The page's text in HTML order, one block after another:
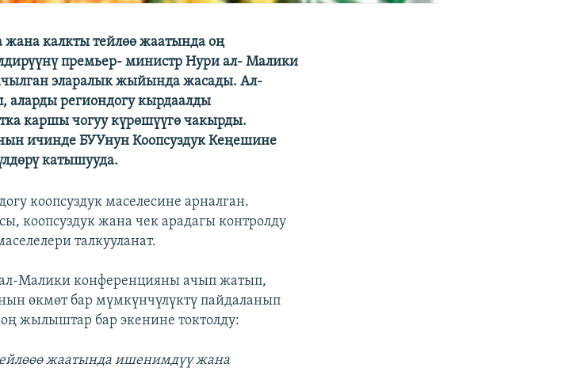
жана калкты тейлөө жаатында оң
премьер- министр Нури ал- Малики
эларалык жыйында жасады. Ал-
региондогу кырдаалды
каршы чогуу күрөшүүгө чакырды.
ичинде БУУнун Коопсуздук Кеңешине
катышууда.
коопсуздук маселесине арналган.
коопсуздук жана чек арадагы контролду
талкууланат.
Малики конференцияны ачып жатып,
өкмөт бар мүмкүнчүлүктү пайдаланып
жылыштар бар экенине токтолду:
жаатында ишенимдүү жана